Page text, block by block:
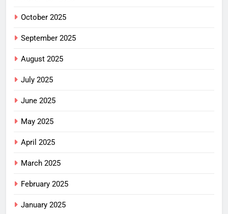
October 2025
September 2025
August 2025
July 2025
June 2025
May 2025
April 2025
March 2025
February 2025
January 2025